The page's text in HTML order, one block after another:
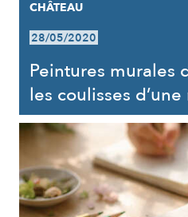
CHÂTEAU
28/05/2020
Peintures murales
les coulisses